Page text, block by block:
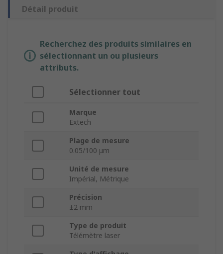
Détail produit
Recherchez des produits similaires en
sélectionnant un ou plusieurs
attributs.
Sélectionner tout
Marque
Extech
Plage de mesure
0.05/100 μm
Unité de mesure
Impérial, Métrique
Précision
±2 mm
Type de produit
Télémètre laser